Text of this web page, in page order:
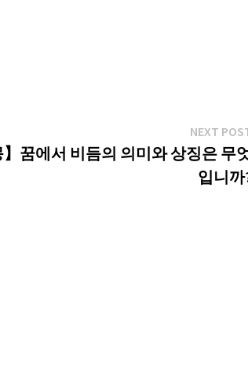
NEXT
】꿈에서 비듬의 의미와 상징은 무
입니까